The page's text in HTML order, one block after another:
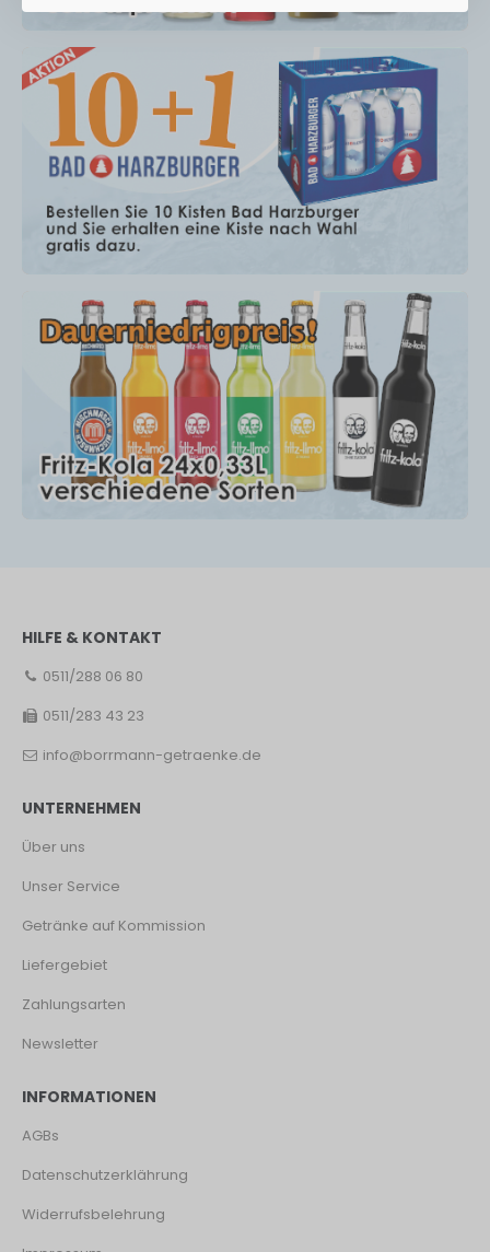
HILFE & KONTAKT
0511/288 06 80
0511/283 43 23
info@borrmann-getraenke.de
UNTERNEHMEN
Über uns
Unser Service
Getränke auf Kommission
Liefergebiet
Zahlungsarten
Newsletter
INFORMATIONEN
AGBs
Datenschutzerklährung
Widerrufsbelehrung